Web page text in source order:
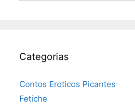
Categorias
Contos Eroticos Picantes
Fetiche